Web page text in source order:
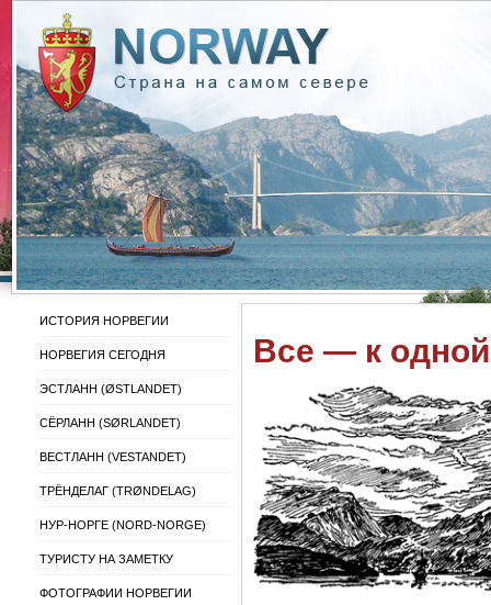
ИСТОРИЯ НОРВЕГИИ
НОРВЕГИЯ СЕГОДНЯ
ЭСТЛАНН (ØSTLANDET)
СЁРЛАНН (SØRLANDET)
ВЕСТЛАНН (VESTANDET)
ТРЁНДЕЛАГ (TRØNDELAG)
НУР-НОРГЕ (NORD-NORGE)
ТУРИСТУ НА ЗАМЕТКУ
ФОТОГРАФИИ НОРВЕГИИ
Все — к